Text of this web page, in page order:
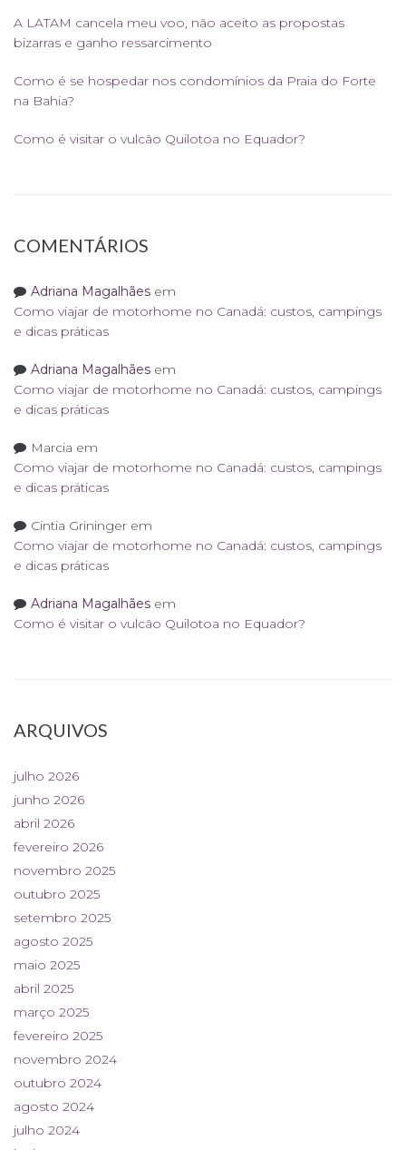
A LATAM cancela meu voo, não aceito as propostas
bizarras e ganho ressarcimento
Como é se hospedar nos condomínios da Praia do Forte
na Bahia?
Como é visitar o vulcão Quilotoa no Equador?
COMENTÁRIOS
Adriana Magalhães em
Como viajar de motorhome no Canadá: custos, campings
e dicas práticas
Adriana Magalhães em
Como viajar de motorhome no Canadá: custos, campings
e dicas práticas
Marcia em
Como viajar de motorhome no Canadá: custos, campings
e dicas práticas
Cintia Grininger em
Como viajar de motorhome no Canadá: custos, campings
e dicas práticas
Adriana Magalhães em
Como é visitar o vulcão Quilotoa no Equador?
ARQUIVOS
julho 2026
junho 2026
abril 2026
fevereiro 2026
novembro 2025
outubro 2025
setembro 2025
agosto 2025
maio 2025
abril 2025
março 2025
fevereiro 2025
novembro 2024
outubro 2024
agosto 2024
julho 2024